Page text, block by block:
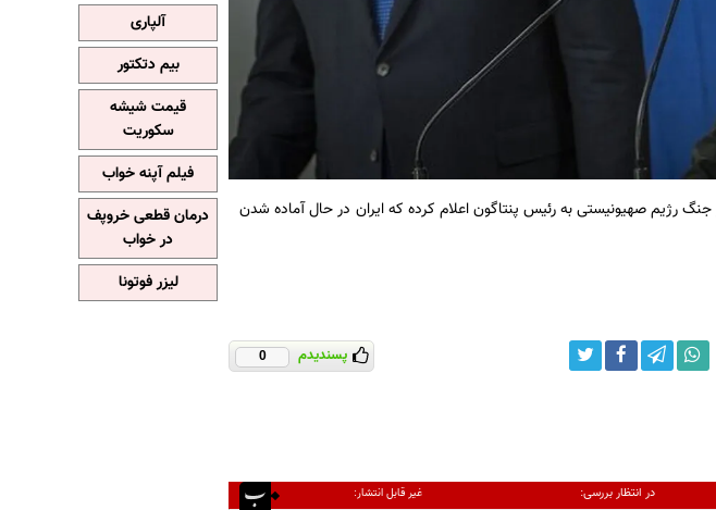
جنگ رژیم صهیونیستی به رئیس پنتاگون اعلام کرده که ایران در حال آماده شدن
پسندیدم 0
در انتظار بررسی: غیر قابل انتشار:
آلپاری
بیم دتکتور
قیمت شیشه
سکوریت
فیلم آپنه خواب
درمان قطعی خروپف
در خواب
لیزر فوتونا